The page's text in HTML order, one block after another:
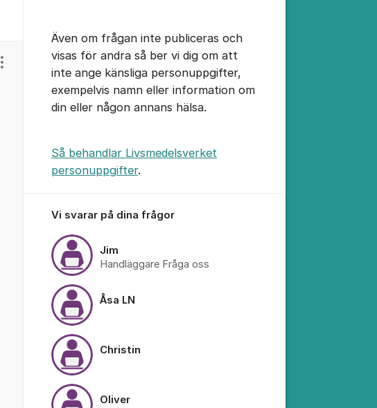
Visa/dölj inställningar för inlägg/kommentar
Även om frågan inte publiceras och
visas för andra så ber vi dig om att
inte ange känsliga personuppgifter,
exempelvis namn eller information om
din eller någon annans hälsa.
Så behandlar Livsmedelsverket
personuppgifter.
Vi svarar på dina frågor
Jim
Handläggare Fråga oss
Åsa LN
Christin
Oliver